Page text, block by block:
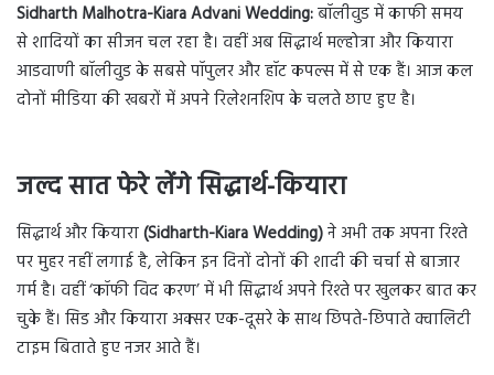
Sidharth Malhotra-Kiara Advani Wedding:बॉलीवुड में काफी समय
से शादियों का सीजन चल रहा है। वहीं अब सिद्धार्थ मल्होत्रा और कियारा
आडवाणी बॉलीवुड के सबसे पॉपुलर और हॉट कपल्स में से एक हैं। आज कल
दोनों मीडिया की खबरों में अपने रिलेशनशिप के चलते छाए हुए है।
जल्द सात फेरे लेंगे सिद्धार्थ-कियारा
सिद्धार्थ और कियारा(Sidharth-Kiara Wedding)ने अभी तक अपना रिश्ते
पर मुहर नहीं लगाई है, लेकिन इन दिनों दोनों की शादी की चर्चा से बाजार
गर्म है। वहीं ‘कॉफी विद करण’ में भी सिद्धार्थ अपने रिश्ते पर खुलकर बात कर
चुके हैं। सिड और कियारा अक्सर एक-दूसरे के साथ छिपते-छिपाते क्वालिटी
टाइम बिताते हुए नजर आते हैं।